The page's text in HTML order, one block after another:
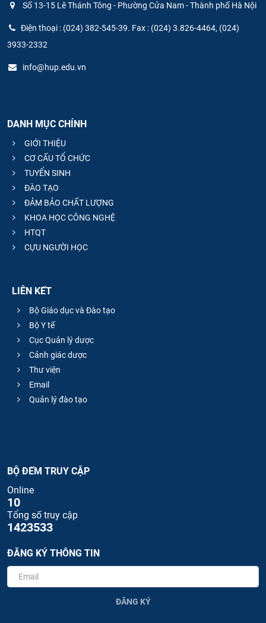
Số 13-15 Lê Thánh Tông - Phường Cửa Nam - Thành phố Hà Nội
Điện thoại : (024) 382-545-39. Fax : (024) 3.826-4464, (024)
3933-2332
info@hup.edu.vn
DANH MỤC CHÍNH
GIỚI THIỆU
CƠ CẤU TỔ CHỨC
TUYỂN SINH
ĐÀO TẠO
ĐẢM BẢO CHẤT LƯỢNG
KHOA HỌC CÔNG NGHỆ
HTQT
CỰU NGƯỜI HỌC
LIÊN KẾT
Bộ Giáo dục và Đào tạo
Bộ Y tế
Cục Quản lý dược
Cảnh giác dược
Thư viện
Email
Quản lý đào tạo
BỘ ĐẾM TRUY CẬP
Online
10
Tổng số truy cập
1423533
ĐĂNG KÝ THÔNG TIN
ĐĂNG KÝ